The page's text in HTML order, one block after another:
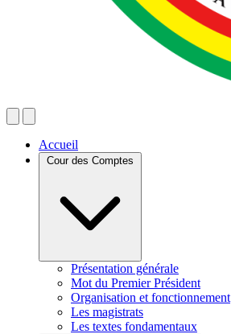
Accueil
Présentation générale
Mot du Premier Président
Organisation et fonctionnement
Les magistrats
Les textes fondamentaux